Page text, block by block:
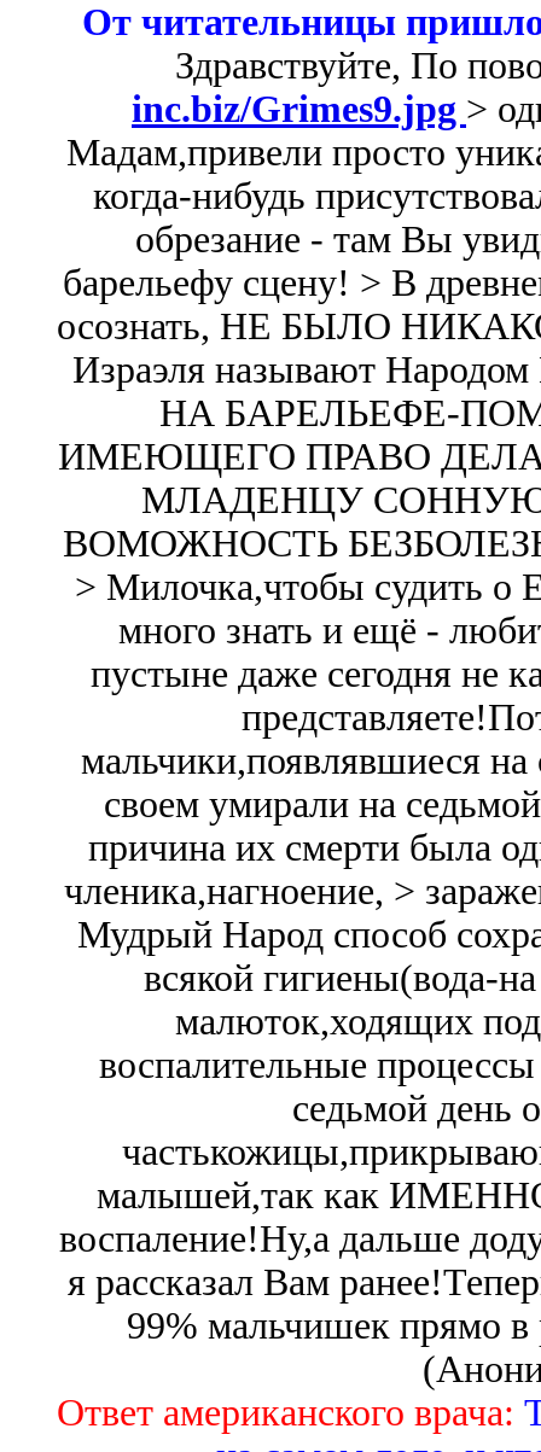
От читательницы
Здравствуйте, По
inc.biz/Grimes9.jpg >
Мадам,привели просто
когда-нибудь
обрезание - там Вы
барельефу сцену! > В
осознать, НЕ БЫЛО
Израэля называют
НА БАРЕЛЬЕФЕ-
ИМЕЮЩЕГО ПРАВО
МЛАДЕНЦУ
ВОМОЖНОСТЬ
> Милочка,чтобы судить о
много знать и ещё -
пустыне даже сегодня не
мальчики,появлявшиеся
своем умирали на
причина их смерти была
членика,нагноение, >
Мудрый Народ способ
всякой гигиены(вода-
малюток,ходящих
воспалительные
седьмой день
малышей,так как ИМЕННО
воспаление!Ну,а дальше
я рассказал Вам
99% мальчишек прямо в
Ответ американского врача: